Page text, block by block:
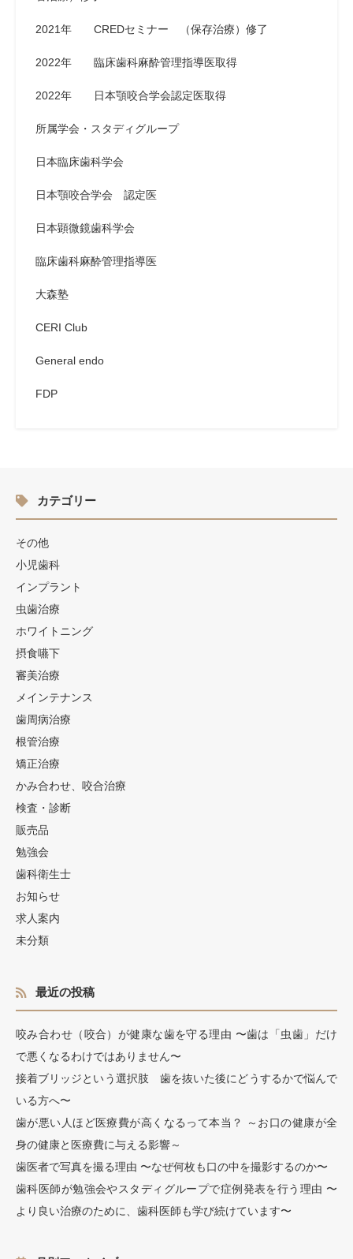
2021年 CREDセミナー （保存治療）修了
2022年 臨床歯科麻酔管理指導医取得
2022年 日本顎咬合学会認定医取得
所属学会・スタディグループ
日本臨床歯科学会
日本顎咬合学会 認定医
日本顕微鏡歯科学会
臨床歯科麻酔管理指導医
大森塾
CERI Club
General endo
FDP
カテゴリー
その他
小児歯科
インプラント
虫歯治療
ホワイトニング
摂食嚥下
審美治療
メインテナンス
歯周病治療
根管治療
矯正治療
かみ合わせ、咬合治療
検査・診断
販売品
勉強会
歯科衛生士
お知らせ
求人案内
未分類
最近の投稿
咬み合わせ（咬合）が健康な歯を守る理由 〜歯は「虫歯」だけ
で悪くなるわけではありません〜
接着ブリッジという選択肢 歯を抜いた後にどうするかで悩んで
いる方へ〜
歯が悪い人ほど医療費が高くなるって本当？ ～お口の健康が全
身の健康と医療費に与える影響～
歯医者で写真を撮る理由 〜なぜ何枚も口の中を撮影するのか〜
歯科医師が勉強会やスタディグループで症例発表を行う理由 〜
より良い治療のために、歯科医師も学び続けています〜